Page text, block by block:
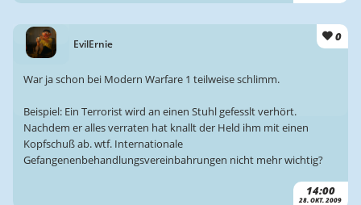
EvilErnie
0
14:00
28. OKT. 2009
War ja schon bei Modern Warfare 1 teilweise schlimm.
Beispiel: Ein Terrorist wird an einen Stuhl gefesslt verhört.
Nachdem er alles verraten hat knallt der Held ihm mit einen
Kopfschuß ab. wtf. Internationale
Gefangenenbehandlungsvereinbahrungen nicht mehr wichtig?